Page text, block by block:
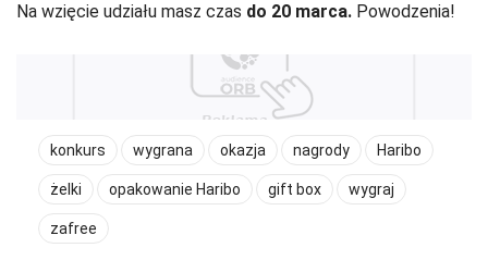
Na wzięcie udziału masz czas do 20 marca. Powodzenia!
konkurs wygrana okazja nagrody Haribo
żelki opakowanie Haribo gift box wygraj
zafree